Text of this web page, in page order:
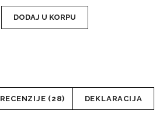
DODAJ U KORPU
RECENZIJE (28) DEKLARACIJA